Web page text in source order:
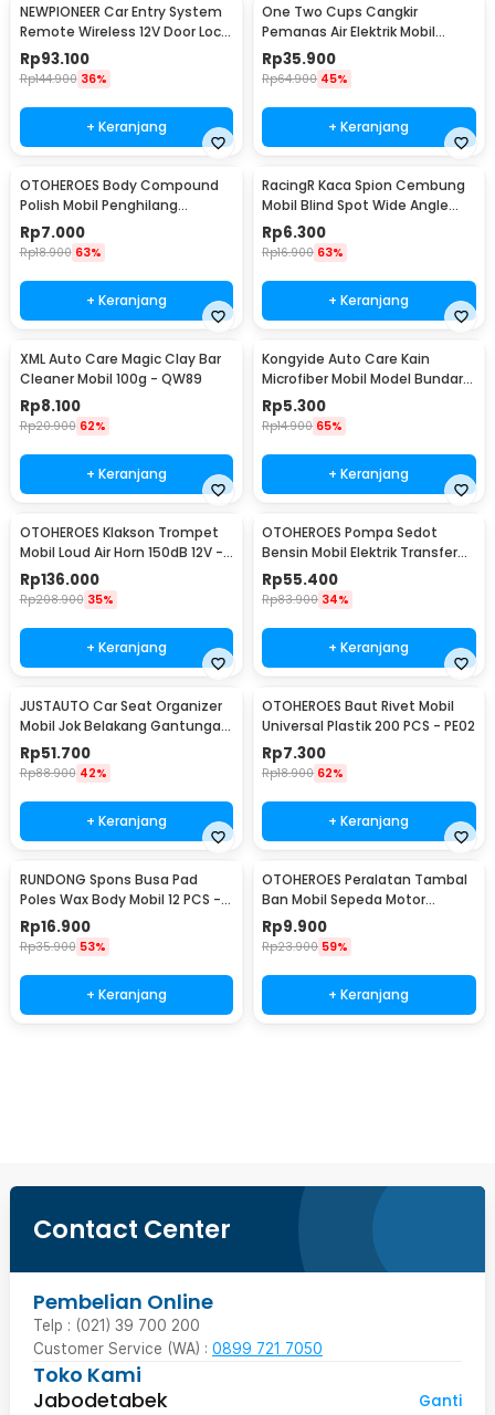
NEWPIONEER Car Entry System
Remote Wireless 12V Door Lock
Mobil - CK18
Rp93.100
Rp144.900 36%
+ Keranjang
One Two Cups Cangkir
Pemanas Air Elektrik Mobil
Travel Mug 450ml - NJ88
Rp35.900
Rp64.900 45%
+ Keranjang
OTOHEROES Body Compound
Polish Mobil Penghilang
Goresan 15g with Spons - YYC-
508
Rp7.000
Rp18.900 63%
+ Keranjang
RacingR Kaca Spion Cembung
Mobil Blind Spot Wide Angle
50mm 2 Pcs - J0027
Rp6.300
Rp16.900 63%
+ Keranjang
XML Auto Care Magic Clay Bar
Cleaner Mobil 100g - QW89
Rp8.100
Rp20.900 62%
+ Keranjang
Kongyide Auto Care Kain
Microfiber Mobil Model Bundar -
L-20
Rp5.300
Rp14.900 65%
+ Keranjang
OTOHEROES Klakson Trompet
Mobil Loud Air Horn 150dB 12V -
JD4001
Rp136.000
Rp208.900 35%
+ Keranjang
OTOHEROES Pompa Sedot
Bensin Mobil Elektrik Transfer
Pump 38mm DC 12V - CT-14
Rp55.400
Rp83.900 34%
+ Keranjang
JUSTAUTO Car Seat Organizer
Mobil Jok Belakang Gantungan
Barang Tisu - Z-354
Rp51.700
Rp88.900 42%
+ Keranjang
OTOHEROES Baut Rivet Mobil
Universal Plastik 200 PCS - PE02
Rp7.300
Rp18.900 62%
+ Keranjang
RUNDONG Spons Busa Pad
Poles Wax Body Mobil 12 PCS -
R2010
Rp16.900
Rp35.900 53%
+ Keranjang
OTOHEROES Peralatan Tambal
Ban Mobil Sepeda Motor
Tubeless - KBTB02
Rp9.900
Rp23.900 59%
+ Keranjang
Contact Center
Pembelian Online
Telp : (021) 39 700 200
Customer Service (WA) : 0899 721 7050
Toko Kami
Jabodetabek
Ganti